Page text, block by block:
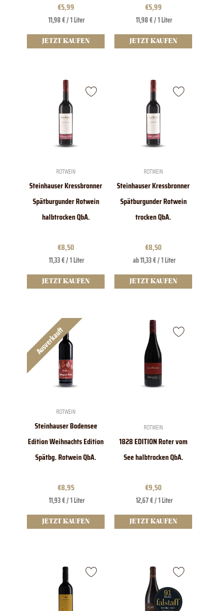
€5,99
11,98 € / 1 Liter
JETZT KAUFEN
€5,99
11,98 € / 1 Liter
JETZT KAUFEN
ROTWEIN
Steinhauser Kressbronner
Spätburgunder Rotwein
halbtrocken QbA.
€8,50
11,33 € / 1 Liter
JETZT KAUFEN
ROTWEIN
Steinhauser Kressbronner
Spätburgunder Rotwein
trocken QbA.
€8,50
ab 11,33 € / 1 Liter
JETZT KAUFEN
Dieses
Produkt
weist
mehrere
Varianten
auf.
Die
Optionen
der
gewählt
Ausverkauft
ROTWEIN
Steinhauser Bodensee
Edition Weihnachts Edition
Spätbg. Rotwein QbA.
€8,95
11,93 € / 1 Liter
JETZT KAUFEN
ROTWEIN
1828 EDITION Roter vom
See halbtrocken QbA.
€9,50
12,67 € / 1 Liter
JETZT KAUFEN